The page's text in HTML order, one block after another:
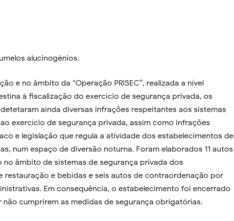
alucinogénios.
e no âmbito da “Operação PRISEC”, realizada a nível
à fiscalização do exercício de segurança privada, os
ainda diversas infrações respeitantes aos sistemas
exercício de segurança privada, assim como infrações
e legislação que regula a atividade dos estabelecimentos de
num espaço de diversão noturna. Foram elaborados 11 autos
âmbito de sistemas de segurança privada dos
restauração e bebidas e seis autos de contraordenação por
Em consequência, o estabelecimento foi encerrado
cumprirem as medidas de segurança obrigatórias.